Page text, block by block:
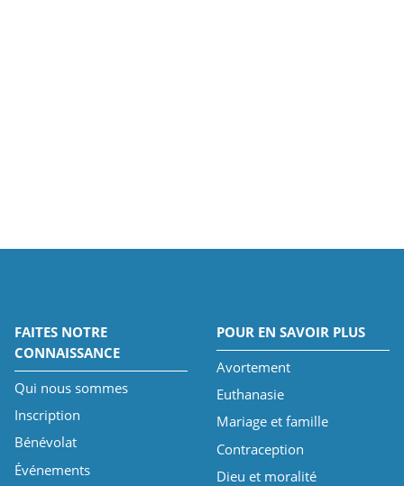
FAITES NOTRE
CONNAISSANCE
Qui nous sommes
Inscription
Bénévolat
Événements
POUR EN SAVOIR PLUS
Avortement
Euthanasie
Mariage et famille
Contraception
Dieu et moralité